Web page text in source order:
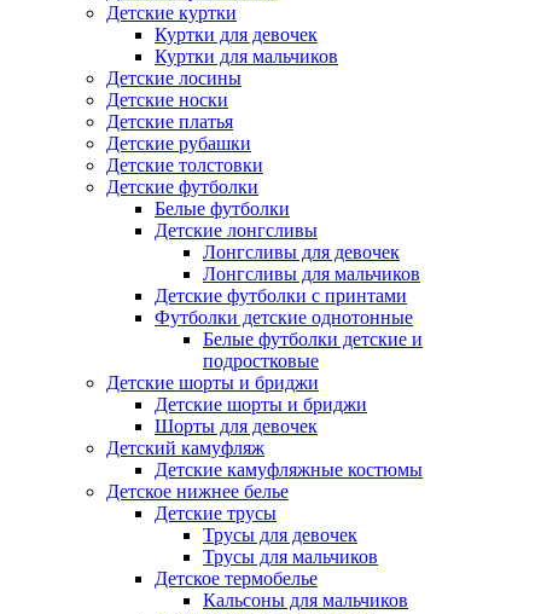
Детские куртки
Куртки для девочек
Куртки для мальчиков
Детские лосины
Детские носки
Детские платья
Детские рубашки
Детские толстовки
Детские футболки
Белые футболки
Детские лонгсливы
Лонгсливы для девочек
Лонгсливы для мальчиков
Детские футболки с принтами
Футболки детские однотонные
Белые футболки детские и
подростковые
Детские шорты и бриджи
Детские шорты и бриджи
Шорты для девочек
Детский камуфляж
Детские камуфляжные костюмы
Детское нижнее белье
Детские трусы
Трусы для девочек
Трусы для мальчиков
Детское термобелье
Кальсоны для мальчиков